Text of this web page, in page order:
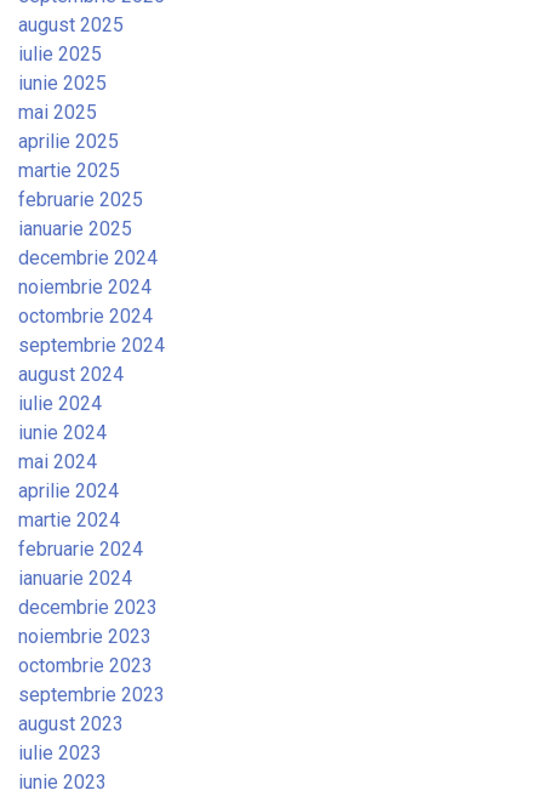
august 2025
iulie 2025
iunie 2025
mai 2025
aprilie 2025
martie 2025
februarie 2025
ianuarie 2025
decembrie 2024
noiembrie 2024
octombrie 2024
septembrie 2024
august 2024
iulie 2024
iunie 2024
mai 2024
aprilie 2024
martie 2024
februarie 2024
ianuarie 2024
decembrie 2023
noiembrie 2023
octombrie 2023
septembrie 2023
august 2023
iulie 2023
iunie 2023